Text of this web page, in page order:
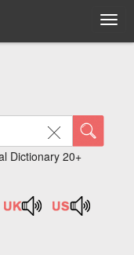
Dictionary 20+